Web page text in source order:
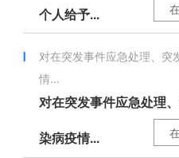
个人给予...
对在突发事件应急处理、突
情...
对在突发事件应急处理
染病疫情...